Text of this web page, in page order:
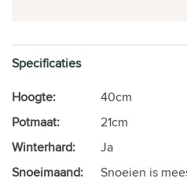
Specificaties
Hoogte:
40cm
Potmaat:
21cm
Winterhard:
Ja
Snoeimaand:
Snoeien is